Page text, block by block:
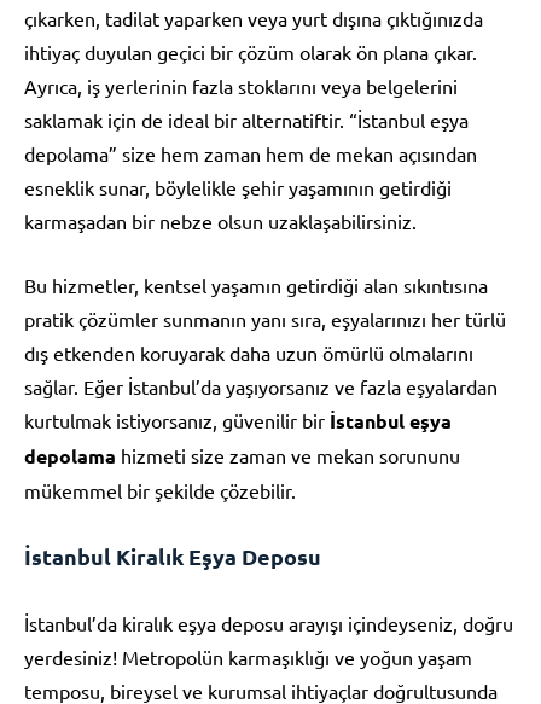
çıkarken, tadilat yaparken veya yurt dışına çıktığınızda
ihtiyaç duyulan geçici bir çözüm olarak ön plana çıkar.
Ayrıca, iş yerlerinin fazla stoklarını veya belgelerini
saklamak için de ideal bir alternatiftir. “İstanbul eşya
depolama” size hem zaman hem de mekan açısından
esneklik sunar, böylelikle şehir yaşamının getirdiği
karmaşadan bir nebze olsun uzaklaşabilirsiniz.
Bu hizmetler, kentsel yaşamın getirdiği alan sıkıntısına
pratik çözümler sunmanın yanı sıra, eşyalarınızı her türlü
dış etkenden koruyarak daha uzun ömürlü olmalarını
sağlar. Eğer İstanbul’da yaşıyorsanız ve fazla eşyalardan
kurtulmak istiyorsanız, güvenilir bir İstanbul eşya
depolama hizmeti size zaman ve mekan sorununu
mükemmel bir şekilde çözebilir.
İstanbul Kiralık Eşya Deposu
İstanbul’da kiralık eşya deposu arayışı içindeyseniz, doğru
yerdesiniz! Metropolün karmaşıklığı ve yoğun yaşam
temposu, bireysel ve kurumsal ihtiyaçlar doğrultusunda